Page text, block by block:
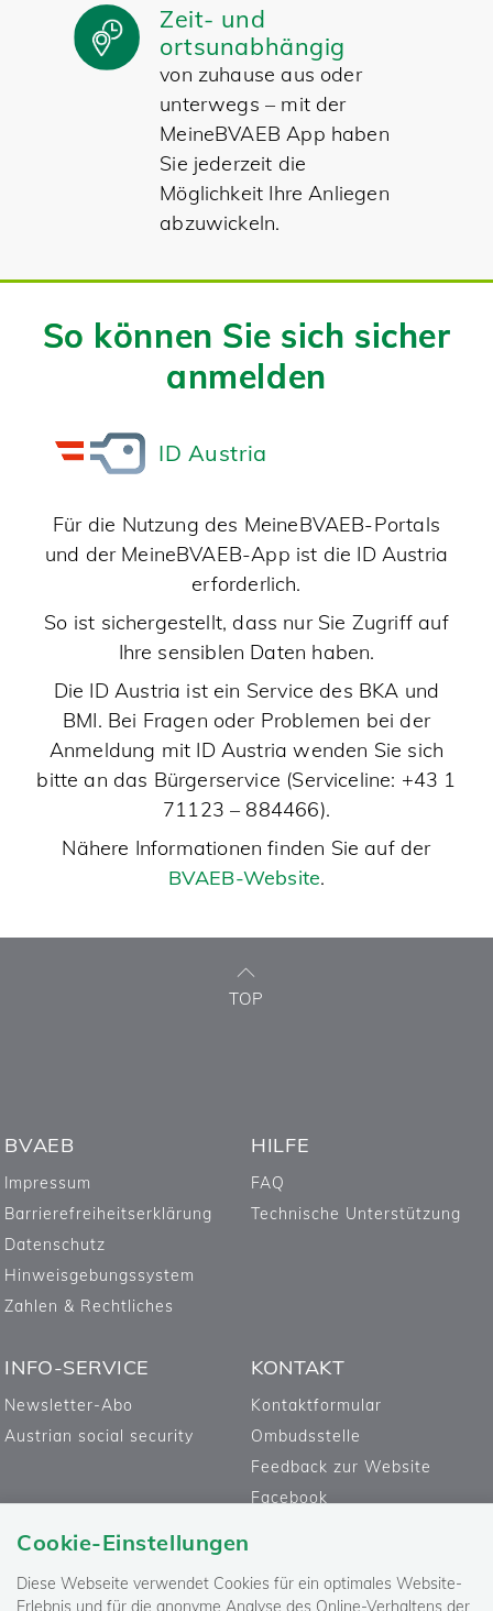
Cookie-Einstellungen
Diese Webseite verwendet Cookies für ein optimales Website-
Erlebnis und für die anonyme Analyse des Online-Verhaltens der
Zeit- und
ortsunabhängig
von zuhause aus oder
unterwegs – mit der
MeineBVAEB App haben
Sie jederzeit die
Möglichkeit Ihre Anliegen
abzuwickeln.
So können Sie sich sicher
anmelden
ID Austria
Für die Nutzung des MeineBVAEB-Portals
und der MeineBVAEB-App ist die ID Austria
erforderlich.
So ist sichergestellt, dass nur Sie Zugriff auf
Ihre sensiblen Daten haben.
Die ID Austria ist ein Service des BKA und
BMI. Bei Fragen oder Problemen bei der
Anmeldung mit ID Austria wenden Sie sich
bitte an das Bürgerservice (Serviceline: +43 1
71123 – 884466).
Nähere Informationen finden Sie auf der
BVAEB-Website.
TOP
BVAEB
Impressum
Barrierefreiheitserklärung
Datenschutz
Hinweisgebungssystem
Zahlen & Rechtliches
HILFE
FAQ
Technische Unterstützung
INFO-SERVICE
Newsletter-Abo
Austrian social security
KONTAKT
Kontaktformular
Ombudsstelle
Feedback zur Website
Facebook